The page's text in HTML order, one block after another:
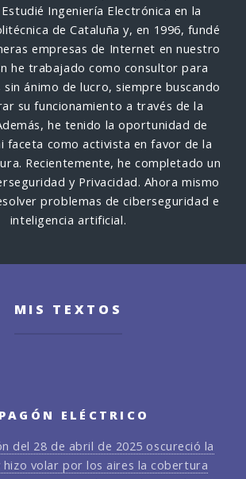
Ingeniería Electrónica en la
de Cataluña y, en 1996, fundé
empresas de Internet en nuestro
he trabajado como consultor para
sin ánimo de lucro, siempre buscando
su funcionamiento a través de la
he tenido la oportunidad de
faceta como activista en favor de la
Recientemente, he completado un
y Privacidad. Ahora mismo
problemas de ciberseguridad e
inteligencia artificial.
MIS TEXTOS
ELÉCTRICO
del 28 de abril de 2025 oscureció la
hizo volar por los aires la cobertura